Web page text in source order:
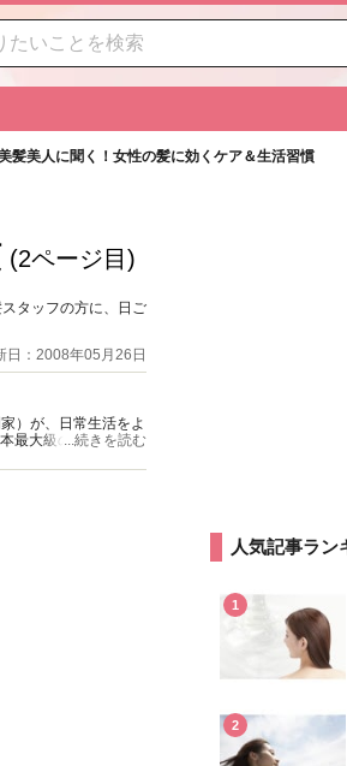
髪美人に聞く！女性の髪に効くケア＆生活習慣
(2ページ目)
タッフの方に、日ご
日：2008年05月26日
）が、日常生活をよ
最大級の総合情報サ
...続きを読む
人気記事ラン
1
2